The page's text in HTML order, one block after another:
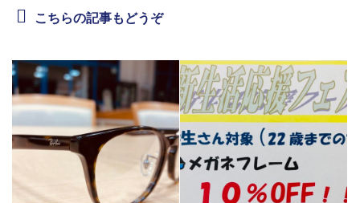
こちらの記事もどうぞ